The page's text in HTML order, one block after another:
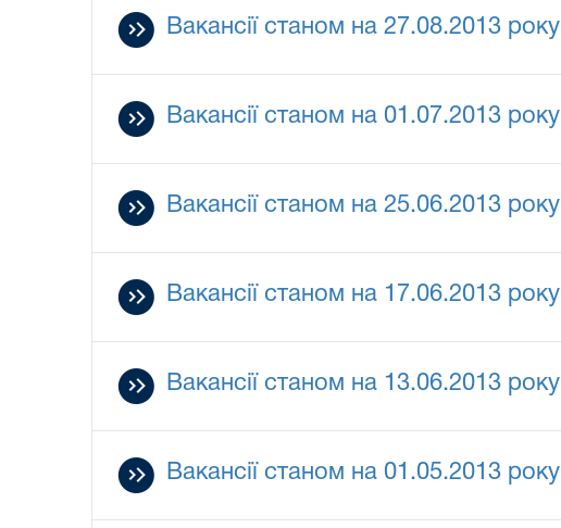
Вакансії станом на 27.08.2013 року
Вакансії станом на 01.07.2013 року
Вакансії станом на 25.06.2013 року
Вакансії станом на 17.06.2013 року
Вакансії станом на 13.06.2013 року
Вакансії станом на 01.05.2013 року